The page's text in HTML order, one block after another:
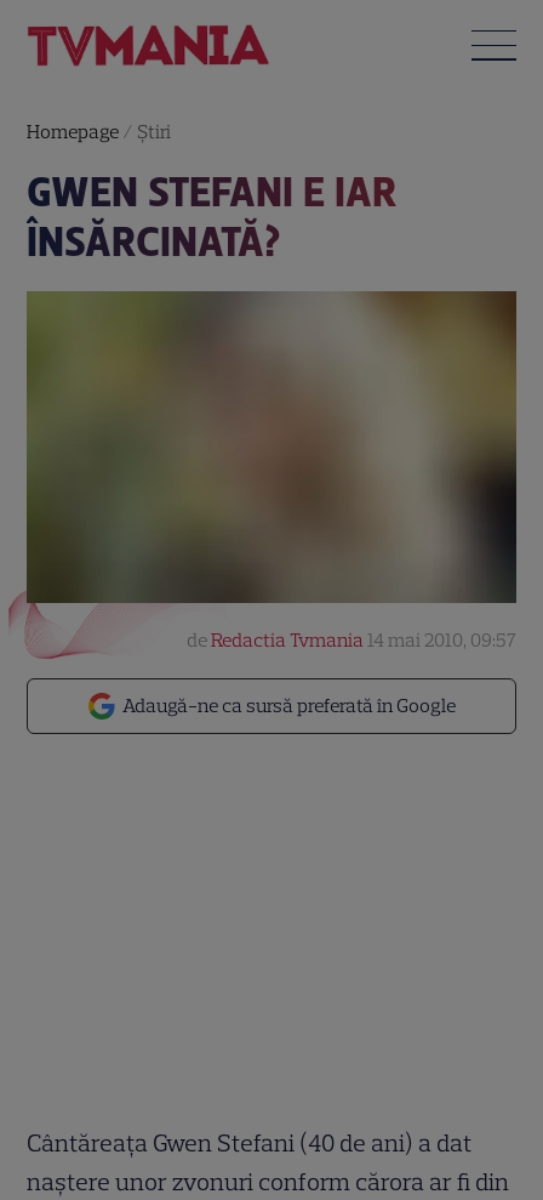
Homepage / Știri
GWEN STEFANI E IAR
ÎNSĂRCINATĂ?
Adaugă-ne ca sursă preferată în Google
deRedactia Tvmania 14 mai 2010, 09:57
Cântăreaţa Gwen Stefani (40 de ani) a dat
naştere unor zvonuri conform cărora ar fi din